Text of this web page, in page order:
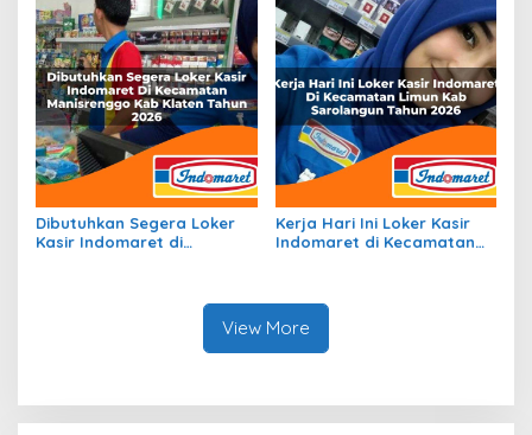
Dibutuhkan Segera Loker
Kasir Indomaret di
Kerja Hari Ini Loker Kasir
Indomaret di Kecamatan
View More